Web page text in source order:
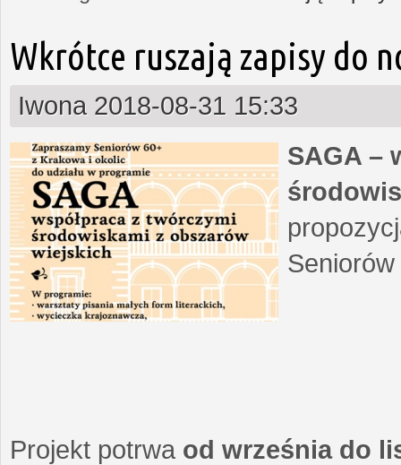
Wkrótce ruszają zapisy do
Iwona 2018-08-31 15:33
SAGA –
Projekt potrwa od września do